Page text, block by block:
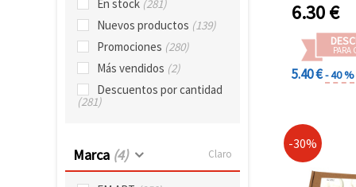
En stock (281)
Nuevos productos (139)
Promociones (280)
Más vendidos (2)
Descuentos por cantidad
(281)
Marca (4) Claro
6.30€
PARA
5.40 €- 40 %
-30%